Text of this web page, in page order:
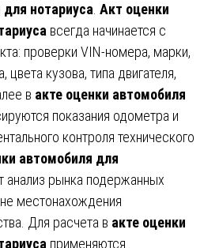
нотариуса Акт оценки
всегда начинается с
проверки VIN-номера, марки,
цвета кузова, типа двигателя,
в акте оценки автомобиля
показания одометра и
контроля технического
автомобиля для
анализ рынка подержанных
местонахождения
Для расчета в акте оценки
применяются